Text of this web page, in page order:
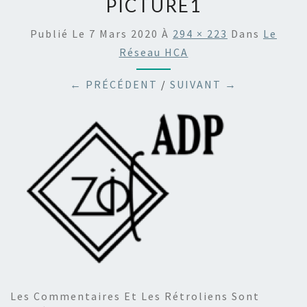
PICTURE1
Publié Le 7 Mars 2020 À 294 × 223 Dans Le
Réseau HCA
← PRÉCÉDENT / SUIVANT →
Les Commentaires Et Les Rétroliens Sont